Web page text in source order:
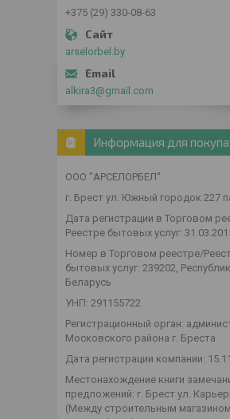
+375 (29) 330-08-63
arselorbel.by
alkira3@gmail.com
Информация для
ООО "АРСЕЛОРБЕЛ"
г. Брест ул. Южный городок 227
Дата регистрации в Торговом
Реестре бытовых услуг:
Номер в Торговом реестре/
бытовых услуг: 239202,
Беларусь
УНП: 291155722
Регистрационный орган:
Московского района г. Бреста
Дата регистрации компании:
Местонахождение книги
предложений: г. Брест ул.
(Между строительным